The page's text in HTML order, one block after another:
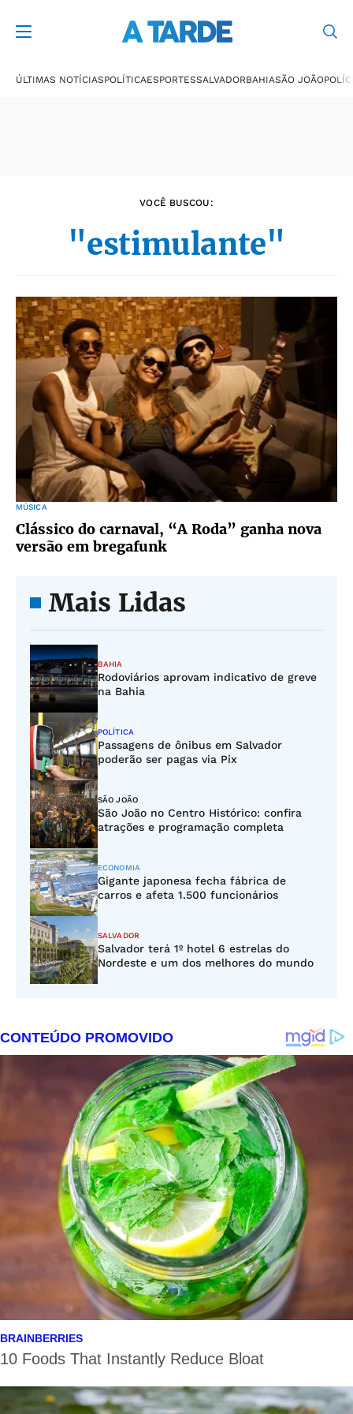
ÚLTIMAS NOTÍCIASPOLÍTICAESPORTESSALVADORBAHIASÃO JOÃO
VOCÊ BUSCOU:
"estimulante"
MÚSICA
Clássico do carnaval, “A Roda” ganha nova
versão em bregafunk
Mais Lidas
BAHIA
Rodoviários aprovam indicativo de greve
na Bahia
POLÍTICA
Passagens de ônibus em Salvador
poderão ser pagas via Pix
SÃO JOÃO
São João no Centro Histórico: confira
atrações e programação completa
ECONOMIA
Gigante japonesa fecha fábrica de
carros e afeta 1.500 funcionários
SALVADOR
Salvador terá 1º hotel 6 estrelas do
Nordeste e um dos melhores do mundo